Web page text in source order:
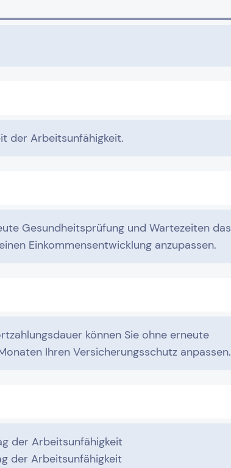
der Arbeitsunfähigkeit.
Gesundheitsprüfung und Wartezeiten das
Einkommensentwicklung anzupassen.
können Sie ohne erneute
Ihren Versicherungsschutz anpassen.
der Arbeitsunfähigkeit
der Arbeitsunfähigkeit